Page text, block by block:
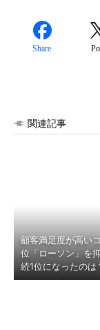
Share
関連記事
顧客満足度が高い
位「ローソン」を
続1位になったのは